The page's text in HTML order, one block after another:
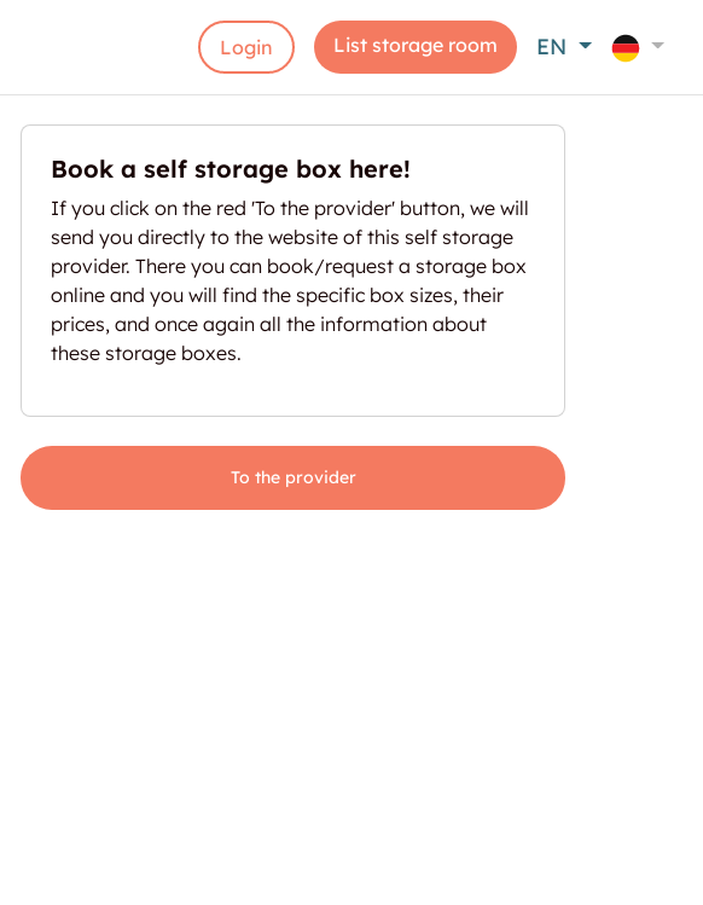
Login List storage room EN
Book a self storage box here!
If you click on the red 'To the provider' button, we will
send you directly to the website of this self storage
provider. There you can book/request a storage box
online and you will find the specific box sizes, their
prices, and once again all the information about
these storage boxes.
To the provider